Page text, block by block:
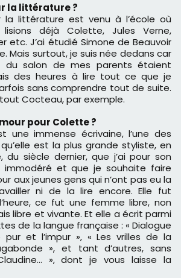
la littérature ?
littérature est venu à l’école où
déjà Colette, Jules Verne,
etc. J’ai étudié Simone de Beauvoir
Mais surtout, je suis née dedans car
du salon de mes parents étaient
des heures à lire tout ce que je
sans comprendre tout de suite.
tout Cocteau, par exemple.
pour Colette ?
une immense écrivaine, l’une des
est la plus grande styliste, en
du siècle dernier, que j’ai pour son
et que je souhaite faire
aux jeunes gens qui n’ont pas eu la
ni de la lire encore. Elle fut
ce fut une femme libre, non
libre et vivante. Et elle a écrit parmi
de la langue française : « Dialogue
et l’impur », « Les vrilles de la
», et tant d’autres, sans
», dont je vous laisse la